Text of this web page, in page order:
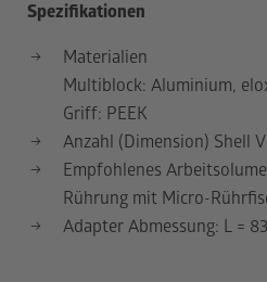
Spezifikationen
Materialien
Multiblock: Aluminium,
Griff: PEEK
Anzahl (Dimension) Shell
Empfohlenes
Rührung mit Micro-
Adapter Abmessung: L =